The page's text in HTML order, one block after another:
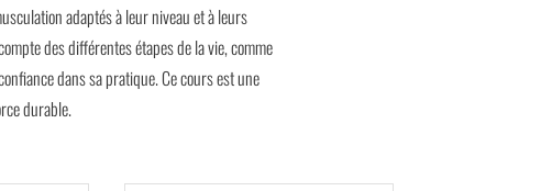
adaptés à leur niveau et à leurs
des différentes étapes de la vie, comme
dans sa pratique. Ce cours est une
durable.